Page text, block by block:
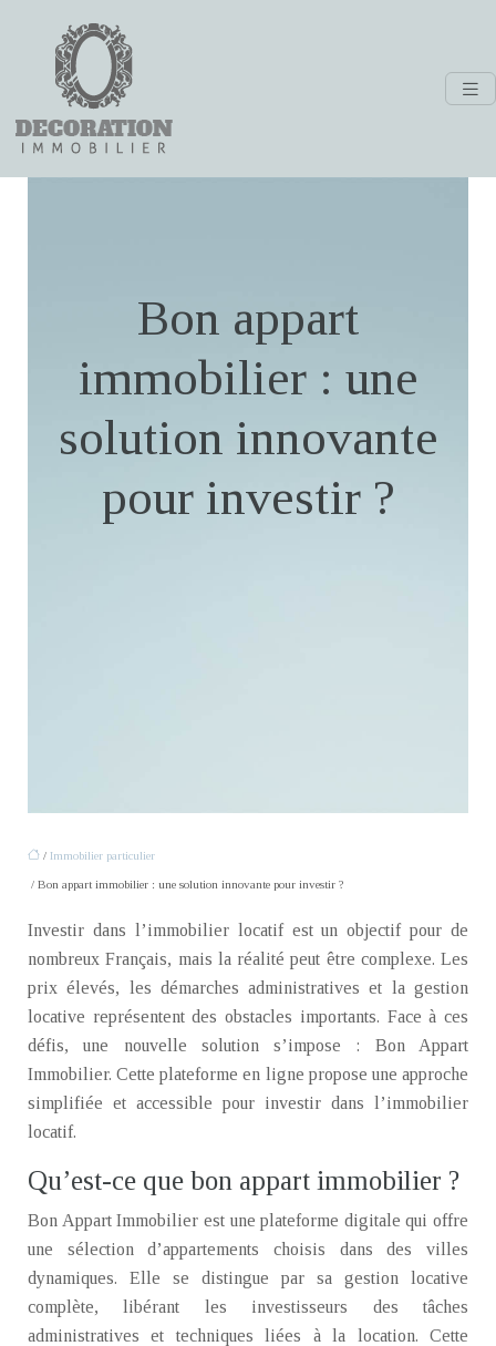
Bon appart
immobilier : une
solution innovante
pour investir ?
/ Immobilier particulier
/ Bon appart immobilier : une solution innovante pour investir ?
Investir dans l’immobilier locatif est un objectif pour de
nombreux Français, mais la réalité peut être complexe. Les
prix élevés, les démarches administratives et la gestion
locative représentent des obstacles importants. Face à ces
défis, une nouvelle solution s’impose : Bon Appart
Immobilier. Cette plateforme en ligne propose une approche
simplifiée et accessible pour investir dans l’immobilier
locatif.
Qu’est-ce que bon appart immobilier ?
Bon Appart Immobilier est une plateforme digitale qui offre
une sélection d’appartements choisis dans des villes
dynamiques. Elle se distingue par sa gestion locative
complète, libérant les investisseurs des tâches
administratives et techniques liées à la location. Cette